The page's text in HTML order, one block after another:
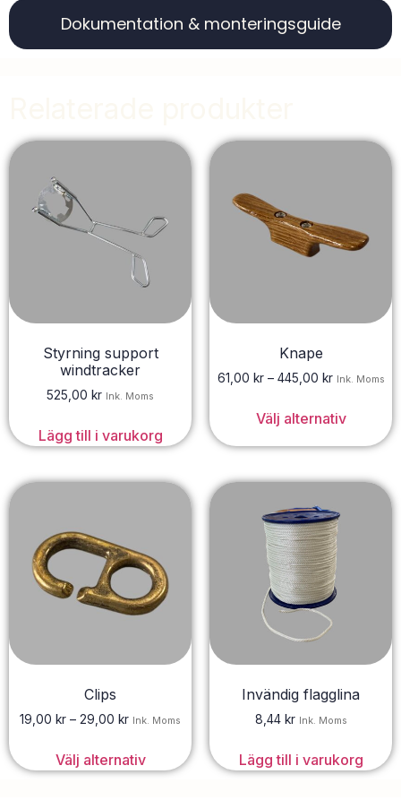
Dokumentation & monteringsguide
Styrning support
windtracker
525,00 kr Ink. Moms
Lägg till i varukorg
Knape
61,00 kr – 445,00 kr Ink. Moms
Välj alternativ
Clips
19,00 kr – 29,00 kr Ink. Moms
Välj alternativ
Invändig flagglina
8,44 kr Ink. Moms
Lägg till i varukorg